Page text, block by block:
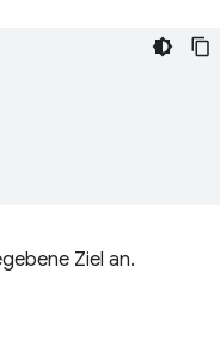
Ziel an.